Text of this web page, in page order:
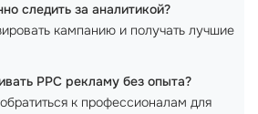
следить за аналитикой?
кампанию и получать лучшие
PPC рекламу без опыта?
к профессионалам для